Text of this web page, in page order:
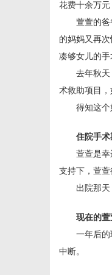
花费十余万元
萱萱的
的妈妈又再
凑够女儿的手
去年秋天
术救助项目，
得知这
住院手
萱萱是
支持下，萱萱
出院那
现在的
一年后
中断。